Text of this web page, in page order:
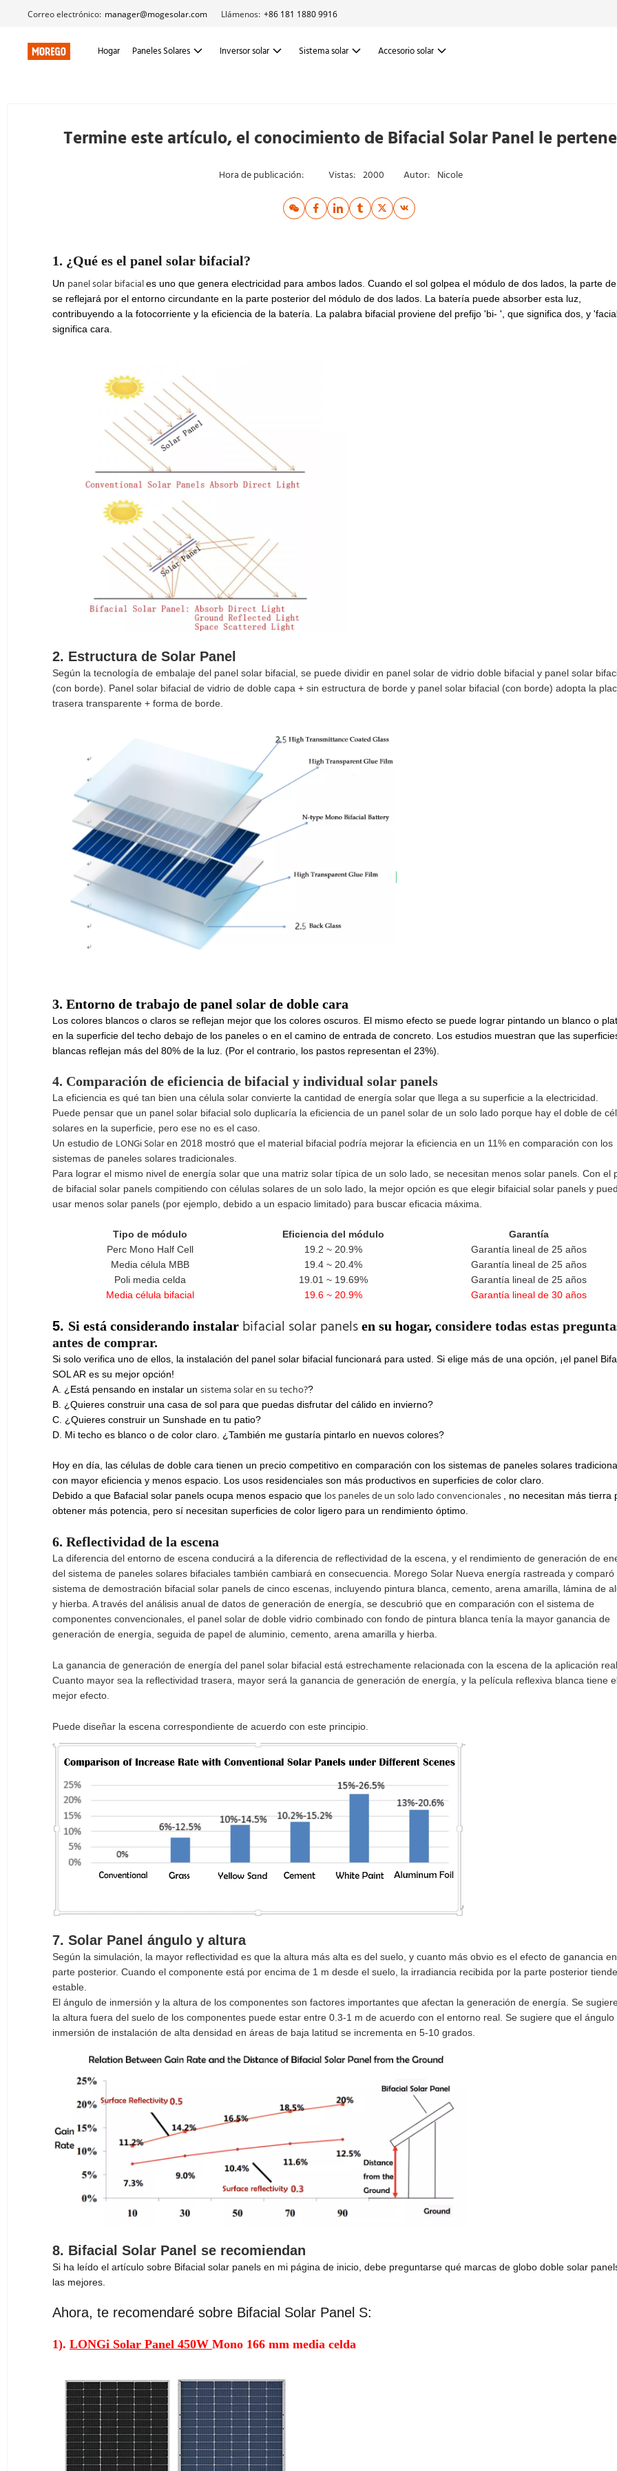
Correo electrónico: manager@mogesolar.com Llámenos: +86 181 1880 9916
Hogar Paneles Solares Inversor solar Sistema solar Accesorio solar
Termine este artículo, el conocimiento de Bifacial Solar Panel le
Hora de publicación: Vistas: 2000 Autor: Nicole
1. ¿Qué es el panel solar bifacial?
Un panel solar bifaciales uno que genera electricidad para ambos lados. Cuando el sol golpea el módulo de dos lados, la parte
se reflejará por el entorno circundante en la parte posterior del módulo de dos lados. La batería puede absorber esta luz,
contribuyendo a la fotocorriente y la eficiencia de la batería. La palabra bifacial proviene del prefijo 'bi- ', que significa dos, y
significa cara.
2. Estructura de Solar Panel
Según la tecnología de embalaje del panel solar bifacial, se puede dividir en panel solar de vidrio doble bifacial y panel solar
(con borde). Panel solar bifacial de vidrio de doble capa + sin estructura de borde y panel solar bifacial (con borde) adopta la
trasera transparente + forma de borde.
3. Entorno de trabajo de panel solar de doble cara
Los colores blancos o claros se reflejan mejor que los colores oscuros. El mismo efecto se puede lograr pintando un blanco o
en la superficie del techo debajo de los paneles o en el camino de entrada de concreto. Los estudios muestran que las
blancas reflejan más del 80% de la luz. (Por el contrario, los pastos representan el 23%).
4. Comparación de eficiencia de bifacial y individual solar panels
La eficiencia es qué tan bien una célula solar convierte la cantidad de energía solar que llega a su superficie a la electricidad.
Puede pensar que un panel solar bifacial solo duplicaría la eficiencia de un panel solar de un solo lado porque hay el doble de
solares en la superficie, pero ese no es el caso.
Un estudio de LONGi Solaren 2018 mostró que el material bifacial podría mejorar la eficiencia en un 11% en comparación con los
sistemas de paneles solares tradicionales.
Para lograr el mismo nivel de energía solar que una matriz solar típica de un solo lado, se necesitan menos solar panels. Con el
de bifacial solar panels compitiendo con células solares de un solo lado, la mejor opción es que elegir bifaicial solar panels y
usar menos solar panels (por ejemplo, debido a un espacio limitado) para buscar eficacia máxima.
Tipo de módulo Eficiencia del módulo
Garantía
Perc Mono Half Cell
19.2 ~ 20.9%
Garantía lineal de 25 años
Media célula MBB
19.4 ~ 20.4%
Garantía lineal de 25 años
Poli media celda
19.01 ~ 19.69%
Garantía lineal de 25 años
Media célula bifacial
19.6 ~ 20.9% Garantía lineal de 30 años
5. Si está considerando instalar bifacial solar panels en su hogar, considere todas estas
antes de comprar.
Si solo verifica uno de ellos, la instalación del panel solar bifacial funcionará para usted. Si elige más de una opción, ¡el panel
SOL AR es su mejor opción!
A. ¿Está pensando en instalar un sistema solar en su techo??
B. ¿Quieres construir una casa de sol para que puedas disfrutar del cálido en invierno?
C. ¿Quieres construir un Sunshade en tu patio?
D. Mi techo es blanco o de color claro. ¿También me gustaría pintarlo en nuevos colores?
Hoy en día, las células de doble cara tienen un precio competitivo en comparación con los sistemas de paneles solares
con mayor eficiencia y menos espacio. Los usos residenciales son más productivos en superficies de color claro.
Debido a que Bafacial solar panels ocupa menos espacio que los paneles de un solo lado convencionales , no necesitan más tierra
obtener más potencia, pero sí necesitan superficies de color ligero para un rendimiento óptimo.
6. Reflectividad de la escena
La diferencia del entorno de escena conducirá a la diferencia de reflectividad de la escena, y el rendimiento de generación de
del sistema de paneles solares bifaciales también cambiará en consecuencia. Morego Solar Nueva energía rastreada y comparó
sistema de demostración bifacial solar panels de cinco escenas, incluyendo pintura blanca, cemento, arena amarilla, lámina de
y hierba. A través del análisis anual de datos de generación de energía, se descubrió que en comparación con el sistema de
componentes convencionales, el panel solar de doble vidrio combinado con fondo de pintura blanca tenía la mayor ganancia de
generación de energía, seguida de papel de aluminio, cemento, arena amarilla y hierba.
La ganancia de generación de energía del panel solar bifacial está estrechamente relacionada con la escena de la aplicación
Cuanto mayor sea la reflectividad trasera, mayor será la ganancia de generación de energía, y la película reflexiva blanca tiene
mejor efecto.
Puede diseñar la escena correspondiente de acuerdo con este principio.
7. Solar Panel ángulo y altura
Según la simulación, la mayor reflectividad es que la altura más alta es del suelo, y cuanto más obvio es el efecto de ganancia
parte posterior. Cuando el componente está por encima de 1 m desde el suelo, la irradiancia recibida por la parte posterior
estable.
El ángulo de inmersión y la altura de los componentes son factores importantes que afectan la generación de energía. Se
la altura fuera del suelo de los componentes puede estar entre 0.3-1 m de acuerdo con el entorno real. Se sugiere que el ángulo
inmersión de instalación de alta densidad en áreas de baja latitud se incrementa en 5-10 grados.
8. Bifacial Solar Panel se recomiendan
Si ha leído el artículo sobre Bifacial solar panels en mi página de inicio, debe preguntarse qué marcas de globo doble solar
las mejores.
Ahora, te recomendaré sobre Bifacial Solar Panel S:
1). LONGi Solar Panel 450W Mono 166 mm media celda